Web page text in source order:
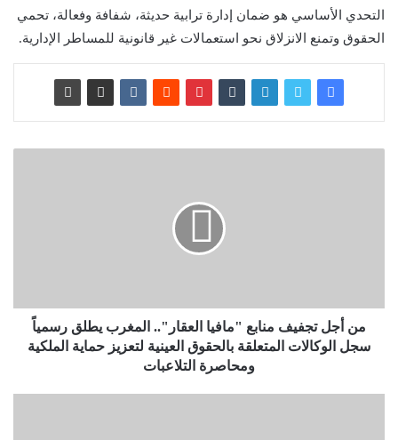
التحدي الأساسي هو ضمان إدارة ترابية حديثة، شفافة وفعالة، تحمي
الحقوق وتمنع الانزلاق نحو استعمالات غير قانونية للمساطر الإدارية.
من أجل تجفيف منابع "مافيا العقار".. المغرب يطلق رسمياً
سجل الوكالات المتعلقة بالحقوق العينية لتعزيز حماية الملكية
ومحاصرة التلاعبات